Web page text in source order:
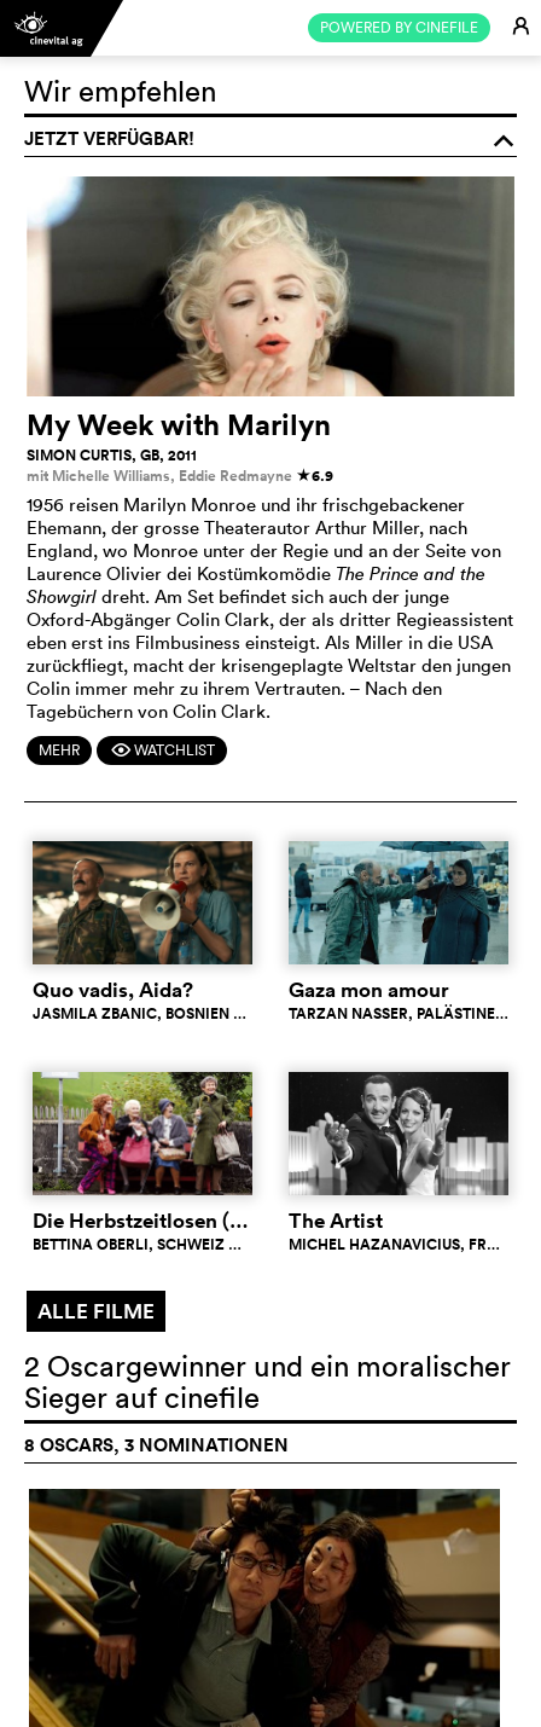
POWERED BY CINEFILE E
Wir empfehlen
JETZT VERFÜGBAR! o
My Week with Marilyn
SIMON CURTIS, GB, 2011
mit Michelle Williams, Eddie Redmayne c6.9
1956 reisen Marilyn Monroe und ihr frischgebackener
Ehemann, der grosse Theaterautor Arthur Miller, nach
England, wo Monroe unter der Regie und an der Seite von
Laurence Olivier dei Kostümkomödie The Prince and the
Showgirl dreht. Am Set befindet sich auch der junge
Oxford-Abgänger Colin Clark, der als dritter Regieassistent
eben erst ins Filmbusiness einsteigt. Als Miller in die USA
zurückfliegt, macht der krisengeplagte Weltstar den jungen
Colin immer mehr zu ihrem Vertrauten. – Nach den
Tagebüchern von Colin Clark.
MEHR FWATCHLIST
Quo vadis, Aida?
JASMILA ZBANIC, BOSNIEN UND HERZEGOWINA c8.0
Gaza mon amour
TARZAN NASSER, PALÄSTINENSISCHE GEBIETE
Die Herbstzeitlosen (Restaurierte Fassung)
BETTINA OBERLI, SCHWEIZ
The Artist
MICHEL HAZANAVICIUS, FRANKREICH
ALLE FILME
2 Oscargewinner und ein moralischer
Sieger auf cinefile
8 OSCARS, 3 NOMINATIONEN